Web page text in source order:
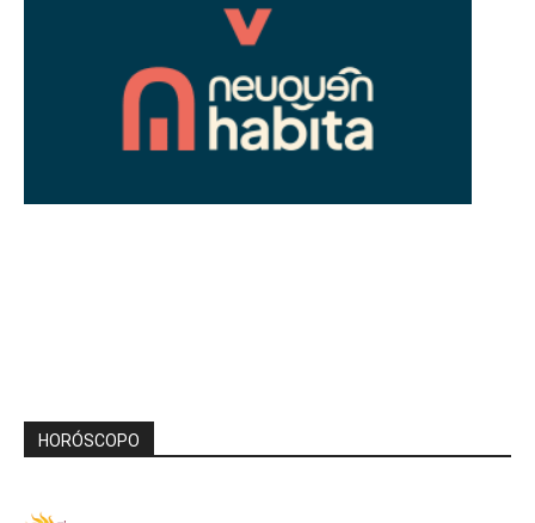
HORÓSCOPO